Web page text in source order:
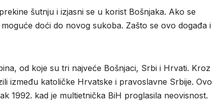
šutnju i izjasni se u korist Bošnjaka. Ako se
doći do novog sukoba. Zašto se ovo događa i
od koje su tri najveće Bošnjaci, Srbi i Hrvati. Kroz
između katoličke Hrvatske i pravoslavne Srbije. Ovo
1992. kad je multietnička BiH proglasila neovisnost.